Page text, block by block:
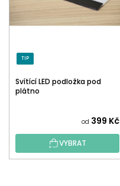
TIP
Svítící LED podložka pod
plátno
od 399 Kč
VYBRAT